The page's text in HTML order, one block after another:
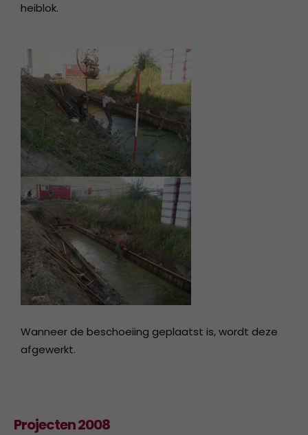
heiblok.
Wanneer de beschoeiing geplaatst is, wordt deze
afgewerkt.
Projecten 2008